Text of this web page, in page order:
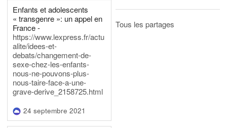
Enfants et adolescents
« transgenre »: un appel en
France -
https://www.lexpress.fr/actu
alite/idees-et-
debats/changement-de-
sexe-chez-les-enfants-
nous-ne-pouvons-plus-
nous-taire-face-a-une-
grave-derive_2158725.html
24 septembre 2021
Tous les partages